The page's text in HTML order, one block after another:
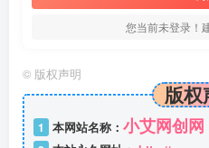
您当前未登录！
© 版权声明
版权
1 本网站名称： 小艾网创网